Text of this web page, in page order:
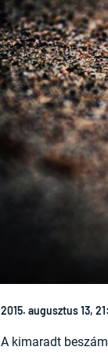
2015. augusztus 13,
A kimaradt